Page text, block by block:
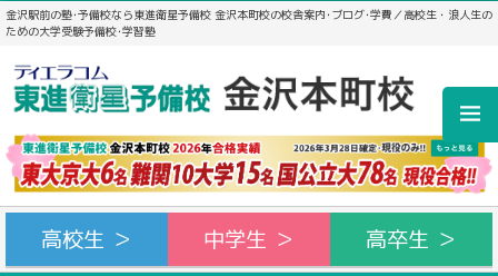
金沢駅前の塾･予備校なら東進衛星予備校 金沢本町校の校舎案内･ブログ･学費／高校生・浪人生の
ための大学受験予備校･学習塾
高校生 ＞ 中学生 ＞ 高卒生 ＞